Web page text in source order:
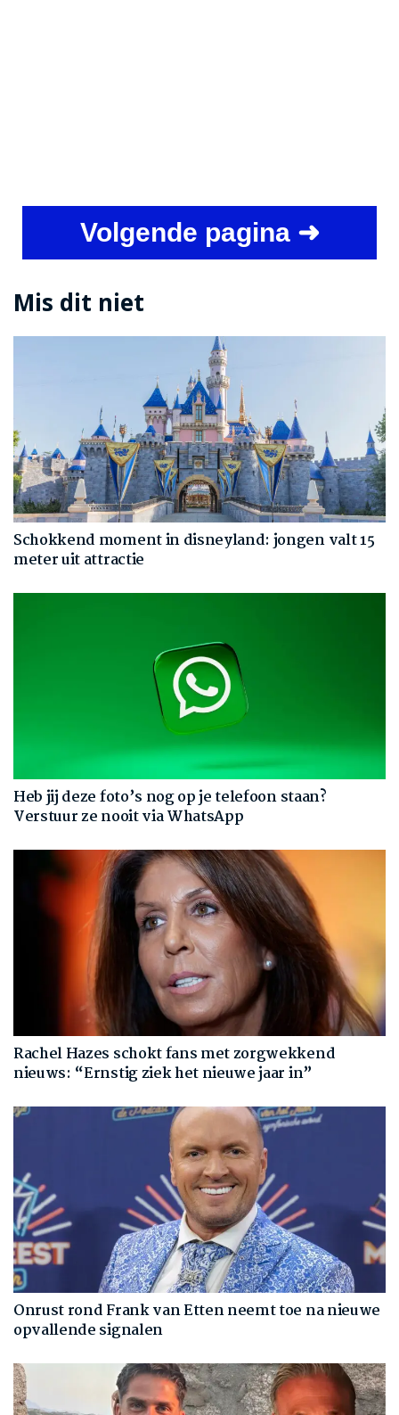
Volgende pagina ➜
Mis dit niet
Schokkend moment in disneyland: jongen valt 15
meter uit attractie
Heb jij deze foto’s nog op je telefoon staan?
Verstuur ze nooit via WhatsApp
Rachel Hazes schokt fans met zorgwekkend
nieuws: “Ernstig ziek het nieuwe jaar in”
Onrust rond Frank van Etten neemt toe na nieuwe
opvallende signalen